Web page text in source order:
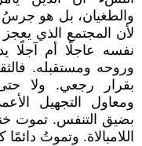
والطغيان، بل هو جرسُ
لأن المجتمع الذي
نفسه عاجلًا أم آجلًا
وروحه ومستقبله.
بقرار رجعي. ولا
ومعاول التجهيل
بضيق التنفس. تموت
اللامبالاة. وتموتُ دائمًا